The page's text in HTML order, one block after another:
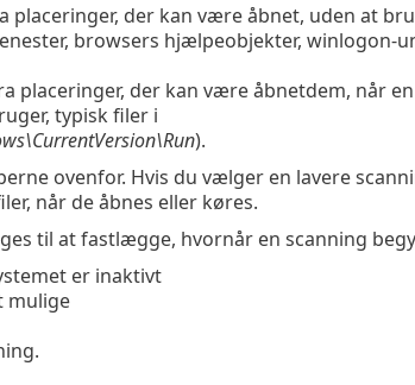
placeringer, der kan være åbnet, uden at
browsers hjælpeobjekter, winlogon-
placeringer, der kan være åbnetdem, når
typisk filer i
).
ovenfor. Hvis du vælger en lavere
når de åbnes eller køres.
til at fastlægge, hvornår en scanning
er inaktivt
mulige